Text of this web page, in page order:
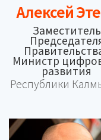
Алексей
Заместитель
Министр
развития
Республики